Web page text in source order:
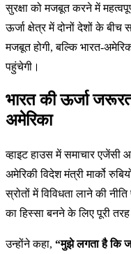
सुरक्षा को मजबूत करने में
ऊर्जा क्षेत्र में दोनों देशों के
मजबूत होगी, बल्कि भारत-
पहुंचेगी।
भारत की ऊर्जा
अमेरिका
व्हाइट हाउस में समाचार एजेंसी
अमेरिकी विदेश मंत्री मार्को
स्रोतों में विविधता लाने की
का हिस्सा बनने के लिए पूरी
उन्होंने कहा, “मुझे लगता है कि